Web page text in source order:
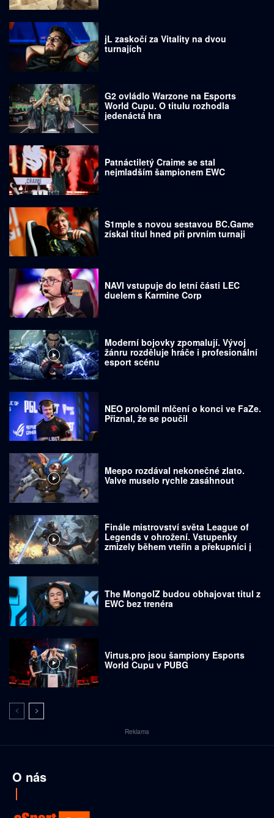
jL zaskočí za Vitality na dvou
turnajích
G2 ovládlo Warzone na Esports
World Cupu. O titulu rozhodla
jedenáctá hra
Patnáctiletý Craime se stal
nejmladším šampionem EWC
S1mple s novou sestavou BC.Game
získal titul hned při prvním turnaji
NAVI vstupuje do letní části LEC
duelem s Karmine Corp
Moderní bojovky zpomalují. Vývoj
žánru rozděluje hráče i profesionální
esport scénu
NEO prolomil mlčení o konci ve FaZe.
Přiznal, že se poučil
Meepo rozdával nekonečné zlato.
Valve muselo rychle zasáhnout
Finále mistrovství světa League of
Legends v ohrožení. Vstupenky
zmizely během vteřin a překupníci je
The MongolZ budou obhajovat titul z
EWC bez trenéra
Virtus.pro jsou šampiony Esports
World Cupu v PUBG
Reklama
O nás